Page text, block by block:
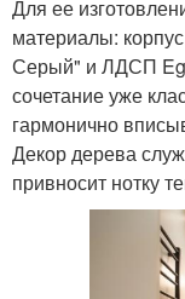
Для ее
материалы:
Серый" и ЛДСП
сочетание уже
гармонично
Декор дерева
привносит нотку